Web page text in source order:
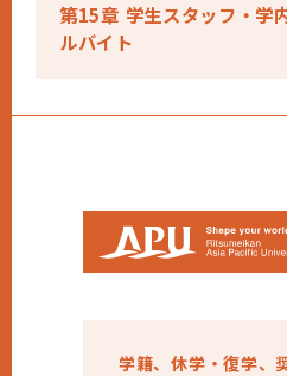
第15章 学生スタッフ・学
ルバイト
学籍、休学・復学、